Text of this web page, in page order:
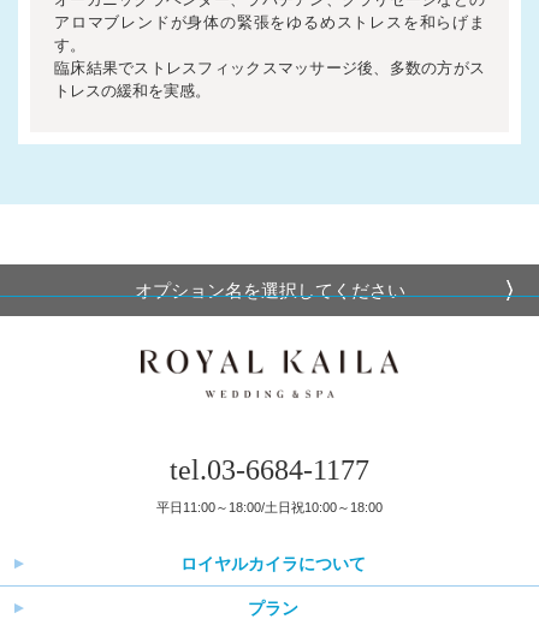
アロマブレンドが身体の緊張をゆるめストレスを和らげま
す。
臨床結果でストレスフィックスマッサージ後、多数の方がス
トレスの緩和を実感。
オプション名を選択してください
tel.03-6684-1177
平日11:00～18:00/土日祝10:00～18:00
ロイヤルカイラについて
プラン